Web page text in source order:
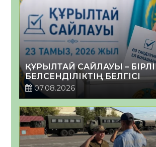
ҚҰРЫЛТАЙ САЙЛАУЫ –
БЕЛСЕНДІЛІКТІҢ БЕЛГІСІ
07.08.2026